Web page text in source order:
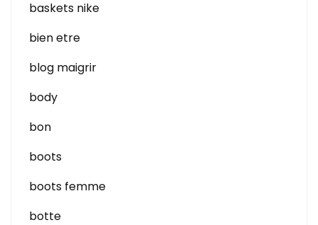
baskets nike
bien etre
blog maigrir
body
bon
boots
boots femme
botte